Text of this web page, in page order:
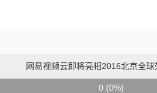
网易视频云即将亮相2016北京全
0 (0%)